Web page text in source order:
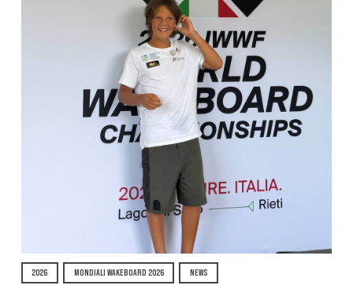
2026 MONDIALI WAKEBOARD 2026 NEWS